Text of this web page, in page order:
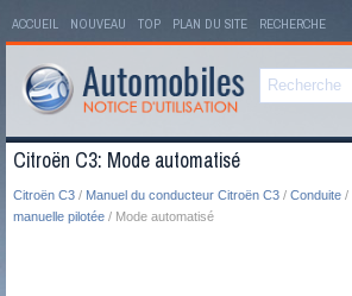
ACCUEIL NOUVEAU TOP PLAN DU SITE RECHERCHE
Citroën C3: Mode automatisé
Citroën C3 / Manuel du conducteur Citroën C3 / Conduite /
manuelle pilotée / Mode automatisé